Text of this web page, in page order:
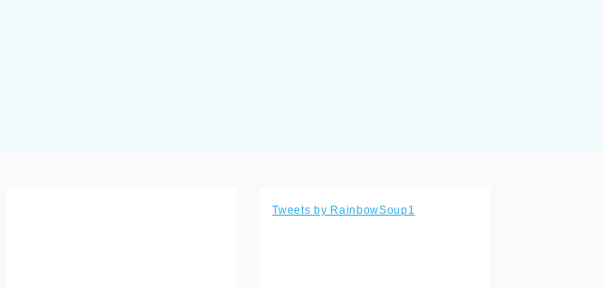
Tweets by RainbowSoup1